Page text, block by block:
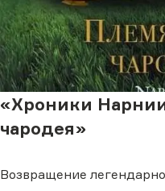
«Хроники
чародея»
Возвращение